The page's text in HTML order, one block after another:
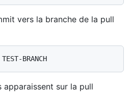
vers la branche de la pull
sur la pull